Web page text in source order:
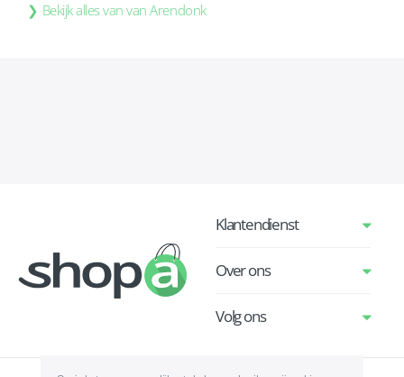
Bekijk alles van van Arendonk
Klantendienst
Over ons
Volg ons